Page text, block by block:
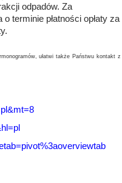
odpadów. Za
terminie płatności opłaty za
ułatwi także Państwu kontakt z